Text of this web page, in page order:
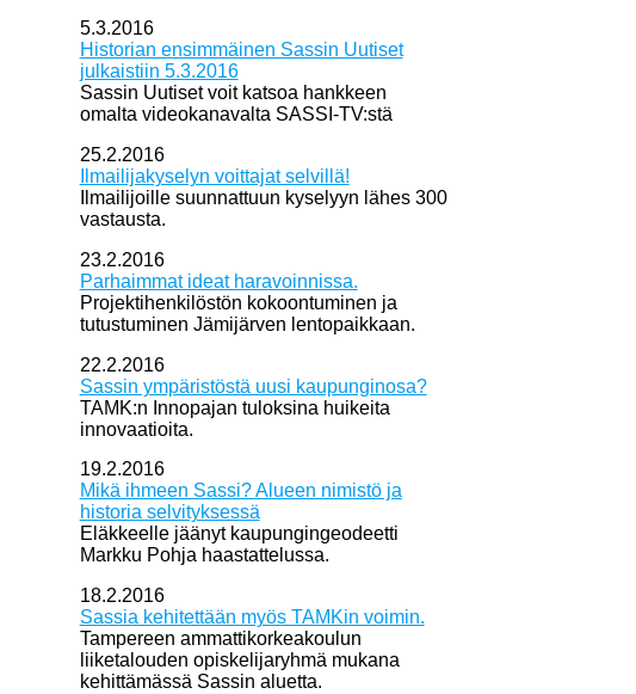
5.3.2016
Historian ensimmäinen Sassin Uutiset
julkaistiin 5.3.2016
Sassin Uutiset voit katsoa hankkeen
omalta videokanavalta SASSI-TV:stä
25.2.2016
Ilmailijakyselyn voittajat selvillä!
Ilmailijoille suunnattuun kyselyyn lähes 300
vastausta.
23.2.2016
Parhaimmat ideat haravoinnissa.
Projektihenkilöstön kokoontuminen ja
tutustuminen Jämijärven lentopaikkaan.
22.2.2016
Sassin ympäristöstä uusi kaupunginosa?
TAMK:n Innopajan tuloksina huikeita
innovaatioita.
19.2.2016
Mikä ihmeen Sassi? Alueen nimistö ja
historia selvityksessä
Eläkkeelle jäänyt kaupungingeodeetti
Markku Pohja haastattelussa.
18.2.2016
Sassia kehitettään myös TAMKin voimin.
Tampereen ammattikorkeakoulun
liiketalouden opiskelijaryhmä mukana
kehittämässä Sassin aluetta.